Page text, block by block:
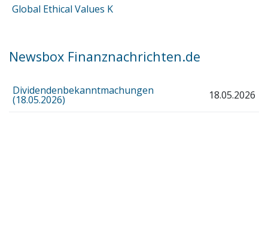
Global Ethical Values K
Newsbox Finanznachrichten.de
Dividendenbekanntmachungen
(18.05.2026) 18.05.2026